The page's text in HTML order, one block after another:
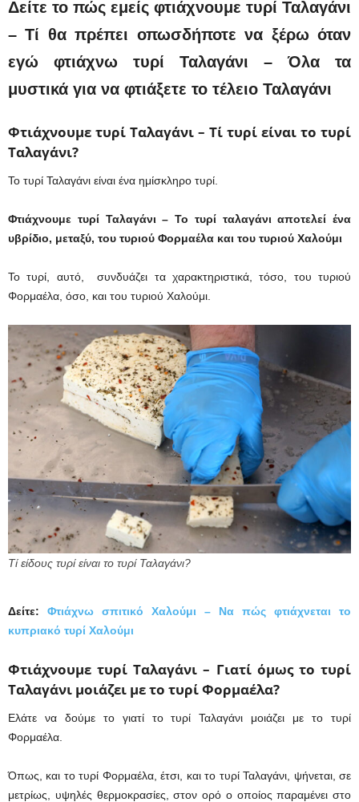
Δείτε το πώς εμείς φτιάχνουμε τυρί Ταλαγάνι
– Τί θα πρέπει οπωσδήποτε να ξέρω όταν
εγώ φτιάχνω τυρί Ταλαγάνι – Όλα τα
μυστικά για να φτιάξετε το τέλειο Ταλαγάνι
Φτιάχνουμε τυρί Ταλαγάνι – Τί τυρί είναι το τυρί
Ταλαγάνι?
Το τυρί Ταλαγάνι είναι ένα ημίσκληρο τυρί.
Φτιάχνουμε τυρί Ταλαγάνι – Το τυρί ταλαγάνι αποτελεί ένα
υβρίδιο, μεταξύ, του τυριού Φορμαέλα και του τυριού Χαλούμι
Το τυρί, αυτό, συνδυάζει τα χαρακτηριστικά, τόσο, του τυριού
Φορμαέλα, όσο, και του τυριού Χαλούμι.
Τί είδους τυρί είναι το τυρί Ταλαγάνι?
Δείτε: Φτιάχνω σπιτικό Χαλούμι – Να πώς φτιάχνεται το
κυπριακό τυρί Χαλούμι
Φτιάχνουμε τυρί Ταλαγάνι – Γιατί όμως το τυρί
Ταλαγάνι μοιάζει με το τυρί Φορμαέλα?
Ελάτε να δούμε το γιατί το τυρί Ταλαγάνι μοιάζει με το τυρί
Φορμαέλα.
Όπως, και το τυρί Φορμαέλα, έτσι, και το τυρί Ταλαγάνι, ψήνεται, σε
μετρίως, υψηλές θερμοκρασίες, στον ορό ο οποίος παραμένει στο